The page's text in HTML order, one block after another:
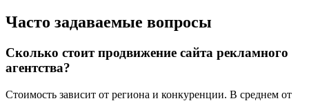
Часто задаваемые вопросы
Сколько стоит продвижение сайта рекламного
агентства?
Стоимость зависит от региона и конкуренции. В среднем от